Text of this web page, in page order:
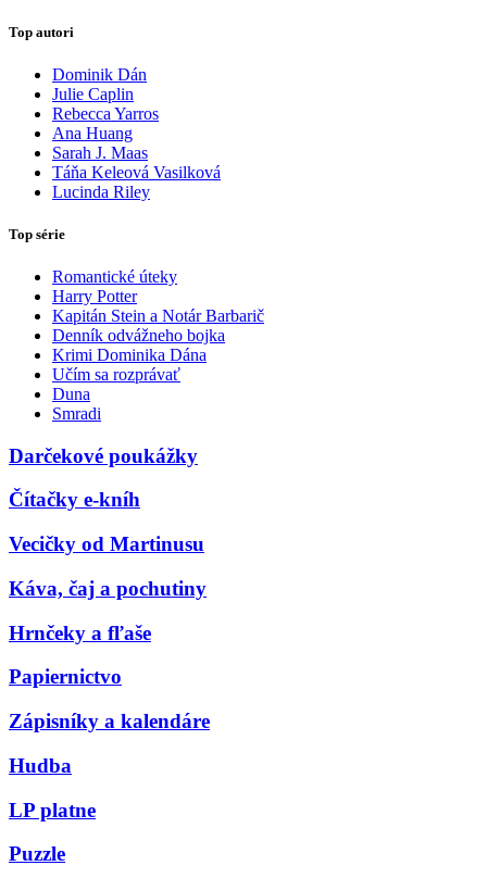
Top autori
Dominik Dán
Julie Caplin
Rebecca Yarros
Ana Huang
Sarah J. Maas
Táňa Keleová Vasilková
Lucinda Riley
Top série
Romantické úteky
Harry Potter
Kapitán Stein a Notár Barbarič
Denník odvážneho bojka
Krimi Dominika Dána
Učím sa rozprávať
Duna
Smradi
Darčekové poukážky
Čítačky e-kníh
Vecičky od Martinusu
Káva, čaj a pochutiny
Hrnčeky a fľaše
Papiernictvo
Zápisníky a kalendáre
Hudba
LP platne
Puzzle